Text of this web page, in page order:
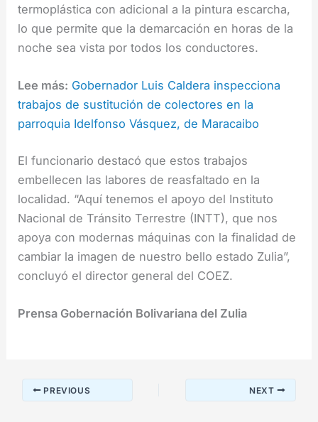
termoplástica con adicional a la pintura escarcha,
lo que permite que la demarcación en horas de la
noche sea vista por todos los conductores.
Lee más: Gobernador Luis Caldera inspecciona
trabajos de sustitución de colectores en la
parroquia Idelfonso Vásquez, de Maracaibo
El funcionario destacó que estos trabajos
embellecen las labores de reasfaltado en la
localidad. “Aquí tenemos el apoyo del Instituto
Nacional de Tránsito Terrestre (INTT), que nos
apoya con modernas máquinas con la finalidad de
cambiar la imagen de nuestro bello estado Zulia”,
concluyó el director general del COEZ.
Prensa Gobernación Bolivariana del Zulia
PREVIOUS NEXT